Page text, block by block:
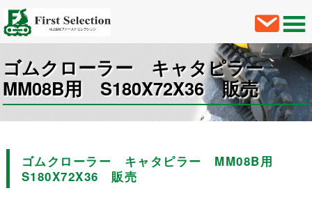
ゴムクローラー キャタピラー
MM08B用 S180X72X36 販売
ゴムクローラー キャタピラー MM08B用
S180X72X36 販売